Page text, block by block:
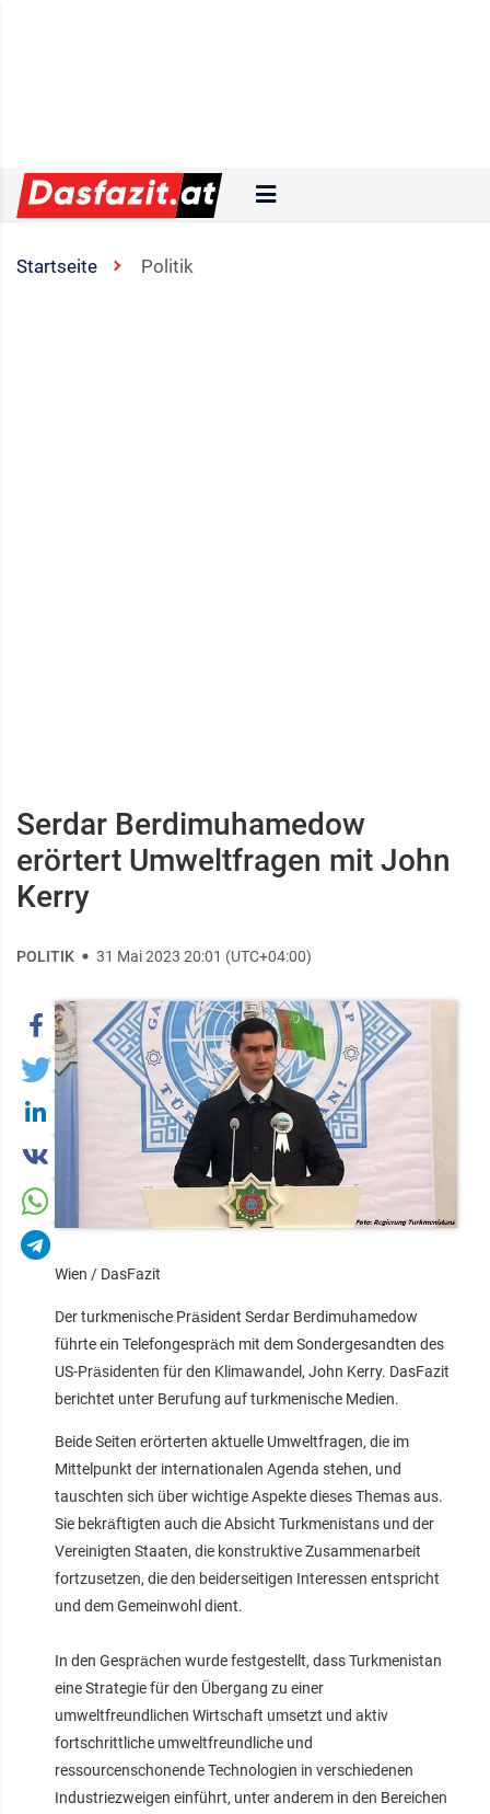
Startseite Politik
Serdar Berdimuhamedow
erörtert Umweltfragen mit John
Kerry
POLITIK 31 Mai 2023 20:01 (UTC+04:00)
Wien / DasFazit
Der turkmenische Präsident Serdar Berdimuhamedow
führte ein Telefongespräch mit dem Sondergesandten des
US-Präsidenten für den Klimawandel, John Kerry. DasFazit
berichtet unter Berufung auf turkmenische Medien.
Beide Seiten erörterten aktuelle Umweltfragen, die im
Mittelpunkt der internationalen Agenda stehen, und
tauschten sich über wichtige Aspekte dieses Themas aus.
Sie bekräftigten auch die Absicht Turkmenistans und der
Vereinigten Staaten, die konstruktive Zusammenarbeit
fortzusetzen, die den beiderseitigen Interessen entspricht
und dem Gemeinwohl dient.
In den Gesprächen wurde festgestellt, dass Turkmenistan
eine Strategie für den Übergang zu einer
umweltfreundlichen Wirtschaft umsetzt und aktiv
fortschrittliche umweltfreundliche und
ressourcenschonende Technologien in verschiedenen
Industriezweigen einführt, unter anderem in den Bereichen